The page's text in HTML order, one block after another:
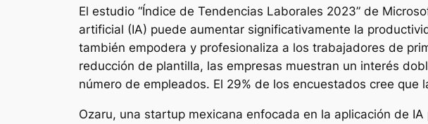
El estudio “Índice de Tendencias Laborales 2023” de
artificial (IA) puede aumentar significativamente la
también empodera y profesionaliza a los trabajadores de
reducción de plantilla, las empresas muestran un interés
número de empleados. El 29% de los encuestados cree
Ozaru, una startup mexicana enfocada en la aplicación de